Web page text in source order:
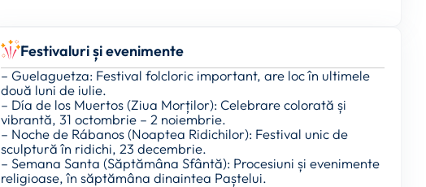
Festivaluri și evenimente
– Guelaguetza: Festival folcloric important, are loc în ultimele
două luni de iulie.
– Día de los Muertos (Ziua Morților): Celebrare colorată și
vibrantă, 31 octombrie – 2 noiembrie.
– Noche de Rábanos (Noaptea Ridichilor): Festival unic de
sculptură în ridichi, 23 decembrie.
– Semana Santa (Săptămâna Sfântă): Procesiuni și evenimente
religioase, în săptămâna dinaintea Paștelui.